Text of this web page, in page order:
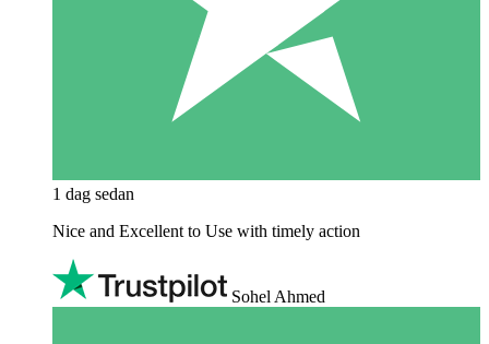
1 dag sedan
Nice and Excellent to Use with timely action
Sohel Ahmed